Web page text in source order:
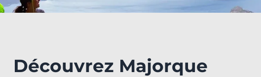
Découvrez Majorque